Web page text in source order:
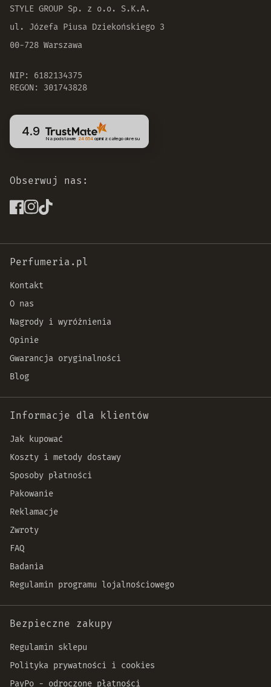
STYLE GROUP Sp. z o.o. S.K.A.
ul. Józefa Piusa Dziekońskiego 3
00-728 Warszawa
NIP: 6182134375
REGON: 301743828
4.9
Na podstawie 24 654opinii z całego okresu
Obserwuj nas:
Perfumeria.pl
Kontakt
O nas
Nagrody i wyróżnienia
Opinie
Gwarancja oryginalności
Blog
Informacje dla klientów
Jak kupować
Koszty i metody dostawy
Sposoby płatności
Pakowanie
Reklamacje
Zwroty
FAQ
Badania
Regulamin programu lojalnościowego
Bezpieczne zakupy
Regulamin sklepu
Polityka prywatności i cookies
PayPo - odroczone płatności